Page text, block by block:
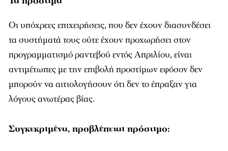
Οι υπόχρεες επιχειρήσεις, που δεν έχουν διασυνδέσει
τα συστήματά τους ούτε έχουν προχωρήσει στον
προγραμματισμό ραντεβού εντός Απριλίου, είναι
αντιμέτωπες με την επιβολή προστίμων εφόσον δεν
μπορούν να αιτιολογήσουν ότι δεν το έπραξαν για
λόγους ανωτέρας βίας.
Συγκεκριμένα, προβλέπεται πρόστιμο: